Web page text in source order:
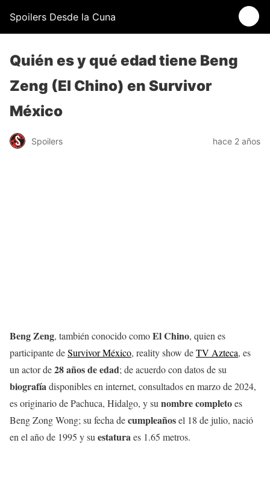
Spoilers Desde la Cuna
Quién es y qué edad tiene Beng
Zeng (El Chino) en Survivor
México
Spoilers hace 2 años
Beng Zeng, también conocido comoEl Chino, quien es
participante deSurvivor México, reality show deTV Azteca, es
un actor de28 años de edad; de acuerdo con datos de su
biografíadisponibles en internet, consultados en marzo de 2024,
es originario de Pachuca, Hidalgo, y su nombrecompletoes
Beng Zong Wong; su fecha decumpleañosel 18 de julio, nació
en el año de 1995 y su estaturaes 1.65 metros.